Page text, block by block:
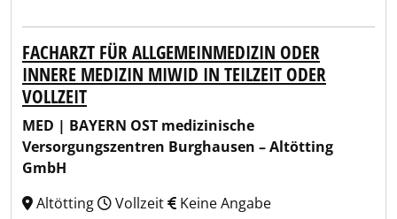
FACHARZT FÜR ALLGEMEINMEDIZIN ODER
INNERE MEDIZIN MIWID IN TEILZEIT ODER
VOLLZEIT
MED | BAYERN OST medizinische
Versorgungszentren Burghausen – Altötting
GmbH
Altötting
Vollzeit Keine Angabe